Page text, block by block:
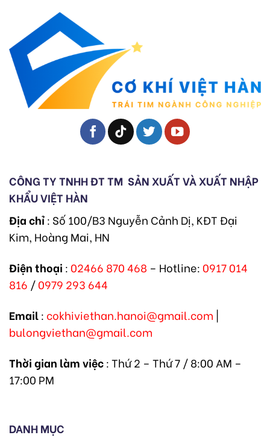
CÔNG TY TNHH ĐT TM SẢN XUẤT VÀ XUẤT NHẬP
KHẨU VIỆT HÀN
Địa chỉ: Số 100/B3 Nguyễn Cảnh Dị, KĐT Đại
Kim, Hoàng Mai, HN
Điện thoại : 02466 870 468 – Hotline: 0917 014
816 /0979 293 644
Email: cokhiviethan.hanoi@gmail.com |
bulongviethan@gmail.com
Thời gian làm việc: Thứ 2 – Thứ 7 / 8:00 AM –
17:00 PM
DANH MỤC